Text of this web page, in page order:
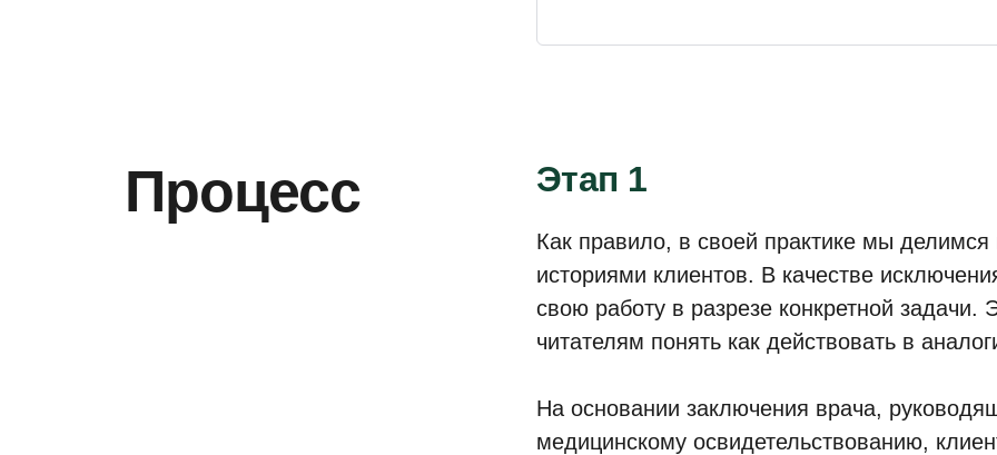
Процесс Этап 1
Как правило, в своей практике мы
историями клиентов. В качестве
свою работу в разрезе конкретной задачи.
читателям понять как действовать в
На основании заключения врача,
медицинскому освидетельствованию,